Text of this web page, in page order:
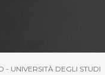
- UNIVERSITÀ DEGLI STUDI